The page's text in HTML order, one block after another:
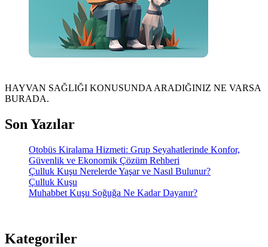
HAYVAN SAĞLIĞI KONUSUNDA ARADIĞINIZ NE VARSA
BURADA.
Son Yazılar
Otobüs Kiralama Hizmeti: Grup Seyahatlerinde Konfor,
Güvenlik ve Ekonomik Çözüm Rehberi
Çulluk Kuşu Nerelerde Yaşar ve Nasıl Bulunur?
Çulluk Kuşu
Muhabbet Kuşu Soğuğa Ne Kadar Dayanır?
Kategoriler